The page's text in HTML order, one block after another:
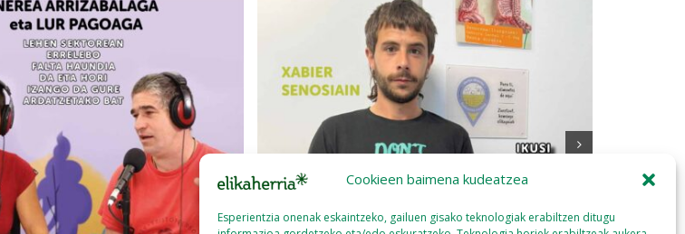
Cookieen baimena kudeatzea
Esperientzia onenak eskaintzeko, gailuen gisako teknologiak erabiltzen ditugu